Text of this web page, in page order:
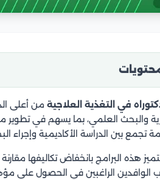
في التغذية العلاجية من أعلى
والبحث العلمي، بما يسهم في تطوير
تجمع بين الدراسة الأكاديمية وإجراء
هذه البرامج بانخفاض تكاليفها
الوافدين الراغبين في الحصول على